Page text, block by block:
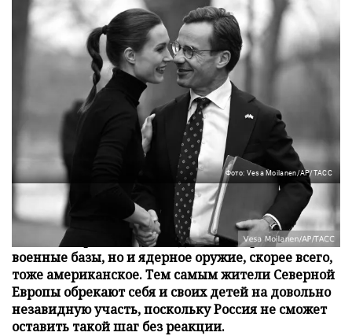
Фото: Vesa Moilanen/AP/ТАСС
После вступления Финляндии и Швеции в НАТО
на территории этих стран могут появиться не
только американские солдаты и американские
военные базы, но и ядерное оружие, скорее всего,
тоже американское. Тем самым жители Северной
Европы обрекают себя и своих детей на довольно
незавидную участь, поскольку Россия не сможет
оставить такой шаг без реакции.